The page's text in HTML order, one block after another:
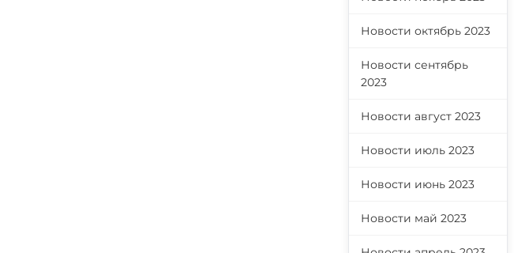
Новости октябрь 2023
Новости сентябрь
2023
Новости август 2023
Новости июль 2023
Новости июнь 2023
Новости май 2023